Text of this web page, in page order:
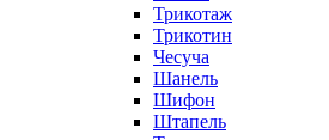
Трикотаж
Трикотин
Чесуча
Шанель
Шифон
Штапель